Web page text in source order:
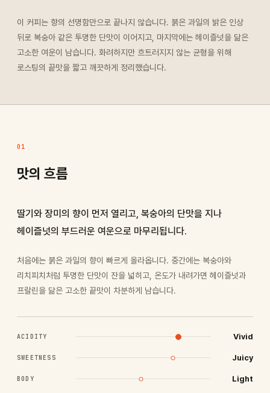
이 커피는 향의 선명함만으로 끝나지 않습니다. 붉은 과일의 밝은 인상
뒤로 복숭아 같은 투명한 단맛이 이어지고, 마지막에는 헤이즐넛을 닮은
고소한 여운이 남습니다. 화려하지만 흐트러지지 않는 균형을 위해
로스팅의 끝맛을 짧고 깨끗하게 정리했습니다.
01
맛의 흐름
딸기와 장미의 향이 먼저 열리고, 복숭아의 단맛을 지나
헤이즐넛의 부드러운 여운으로 마무리됩니다.
처음에는 붉은 과일의 향이 빠르게 올라옵니다. 중간에는 복숭아와
리치피치처럼 투명한 단맛이 잔을 넓히고, 온도가 내려가면 헤이즐넛과
프랄린을 닮은 고소한 끝맛이 차분하게 남습니다.
ACIDITY Vivid
SWEETNESS Juicy
BODY Light